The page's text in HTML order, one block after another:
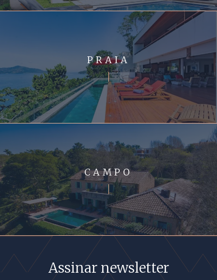
PRAIA
CAMPO
Assinar newsletter